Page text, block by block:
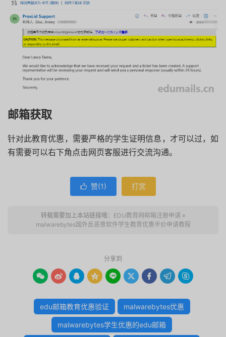
邮箱获取
针对此教育优惠，需要严格的学生证明信息，才可以过，如
有需要可以右下角点击网页客服进行交流沟通。
 赞(1) 打赏
转载需要加上本站链接哦： EDU教育网邮箱注册申请 »
malwarebytes国外反恶意软件学生教育优惠半价申请教程
分享到
        
edu邮箱教育优惠验证 malwarebytes优惠
malwarebytes学生优惠的edu邮箱